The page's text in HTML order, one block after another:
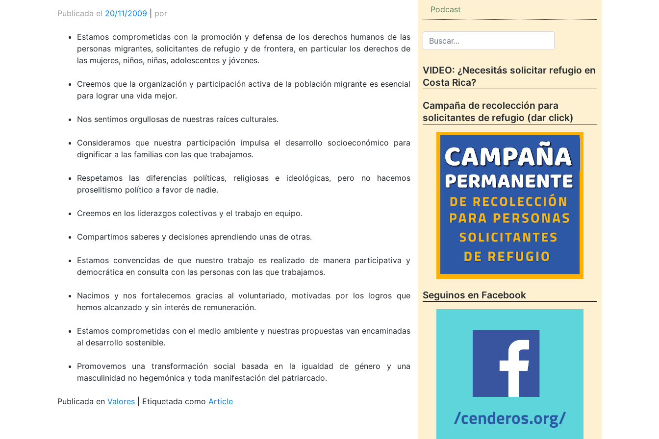
Publicada el 20/11/2009 por
Estamos comprometidas con la promoción y defensa de los derechos humanos de las
personas migrantes, solicitantes de refugio y de frontera, en particular los derechos de
las mujeres, niños, niñas, adolescentes y jóvenes.
Creemos que la organización y participación activa de la población migrante es esencial
para lograr una vida mejor.
Nos sentimos orgullosas de nuestras raíces culturales.
Consideramos que nuestra participación impulsa el desarrollo socioeconómico para
dignificar a las familias con las que trabajamos.
Respetamos las diferencias políticas, religiosas e ideológicas, pero no hacemos
proselitismo político a favor de nadie.
Creemos en los liderazgos colectivos y el trabajo en equipo.
Compartimos saberes y decisiones aprendiendo unas de otras.
Estamos convencidas de que nuestro trabajo es realizado de manera participativa y
democrática en consulta con las personas con las que trabajamos.
Nacimos y nos fortalecemos gracias al voluntariado, motivadas por los logros que
hemos alcanzado y sin interés de remuneración.
Estamos comprometidas con el medio ambiente y nuestras propuestas van encaminadas
al desarrollo sostenible.
Promovemos una transformación social basada en la igualdad de género y una
masculinidad no hegemónica y toda manifestación del patriarcado.
Publicada en Valores Etiquetada como Article
Podcast
VIDEO: ¿Necesitás solicitar refugio en
Costa Rica?
Campaña de recolección para
solicitantes de refugio (dar click)
Seguinos en Facebook